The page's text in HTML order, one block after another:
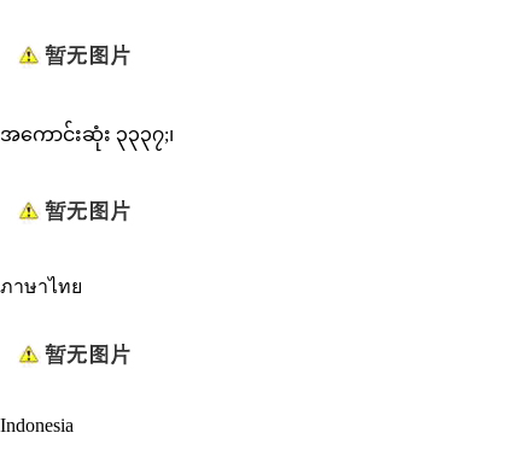
အကောင်းဆုံး ၃၃၃၇;၊
ภาษาไทย
Indonesia